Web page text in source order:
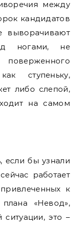
между
кандидатов
выворачивают
ногами, не
ступеньку,
либо слепой,
на самом
если бы узнали
работает
к
«Невод»,
это –